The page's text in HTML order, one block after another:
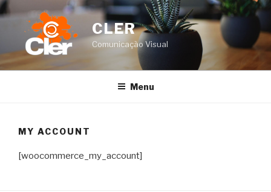
Saltar
conteúdo
CLER
Comunicação Visual
Menu
MY ACCOUNT
[woocommerce_my_account]